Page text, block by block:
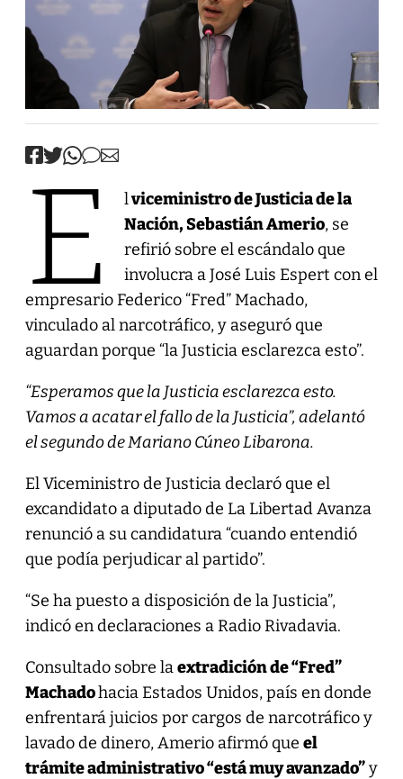
E lviceministro de Justicia de la
Nación, Sebastián Amerio, se
refirió sobre el escándalo que
involucra a José Luis Espert con el
empresario Federico “Fred” Machado,
vinculado al narcotráfico, y aseguró que
aguardan porque “la Justicia esclarezca esto”.
“Esperamos que la Justicia esclarezca esto.
Vamos a acatar el fallo de la Justicia”, adelantó
el segundo de Mariano Cúneo Libarona.
El Viceministro de Justicia declaró que el
excandidato a diputado de La Libertad Avanza
renunció a su candidatura “cuando entendió
que podía perjudicar al partido”.
“Se ha puesto a disposición de la Justicia”,
indicó en declaraciones a Radio Rivadavia.
Consultado sobre laextradición de “Fred”
Machadohacia Estados Unidos, país en donde
enfrentará juicios por cargos de narcotráfico y
lavado de dinero, Amerio afirmó que el
trámite administrativo “está muy avanzado”y